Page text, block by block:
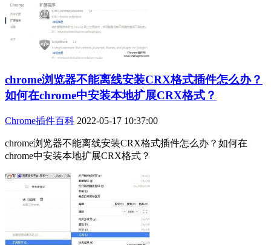
chrome浏览器不能离线安装CRX格式插件怎么办？
如何在chrome中安装本地扩展CRX格式？
Chrome插件百科 2022-05-17 10:37:00
chrome浏览器不能离线安装CRX格式插件怎么办？如何在
chrome中安装本地扩展CRX格式？